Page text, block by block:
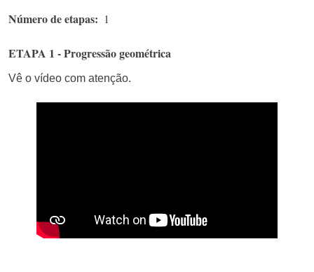
Número de etapas 1
ETAPA 1 - Progressão geométrica
Vê o vídeo com atenção.